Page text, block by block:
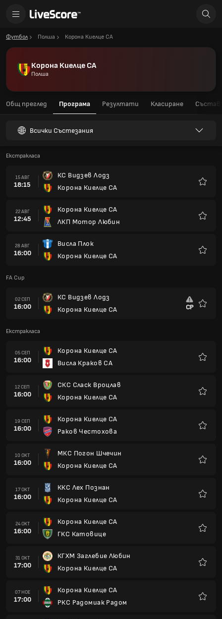
Футбол Полша Корона Киелце СА
Корона Киелце СА
Полша
Общ преглед Програма Резултати Класиране Състав
Всички Състезания
Екстракласа
15 АВГ
18:15
КС Видзев Лодз
Корона Киелце СА
22 АВГ
12:45
Корона Киелце СА
ЛКП Мотор Любин
28 АВГ
16:00
Висла Плок
Корона Киелце СА
FA Cup
02 СЕП
16:00
КС Видзев Лодз
Корона Киелце СА
СР
Екстракласа
05 СЕП
16:00
Корона Киелце СА
Висла Краков СА
12 СЕП
16:00
СКС Сласк Вроцлав
Корона Киелце СА
19 СЕП
16:00
Корона Киелце СА
Раков Честохова
10 ОКТ
16:00
МКС Погон Шчечин
Корона Киелце СА
17 ОКТ
16:00
ККС Лех Познан
Корона Киелце СА
24 ОКТ
16:00
Корона Киелце СА
ГКС Катовице
31 ОКТ
17:00
КГХМ Заглебие Любин
Корона Киелце СА
07 НОЕ
17:00
Корона Киелце СА
РКС Радомиак Радом